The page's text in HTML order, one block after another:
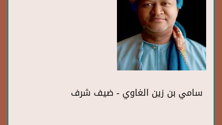
سامي بن زين الغاوي - ضيف شرف